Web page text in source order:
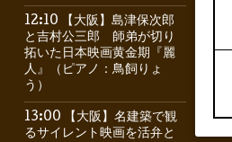
12:10 【大阪】島津保次郎
と吉村公三郎 師弟が切り
拓いた日本映画黄金期『麗
人』（ピアノ：鳥飼りょ
う）
13:00 【大阪】名建築で観
るサイレント映画を活弁と